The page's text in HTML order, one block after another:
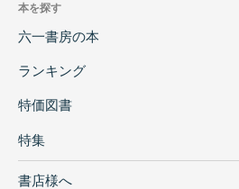
本を探す
六一書房の本
ランキング
特価図書
特集
書店様へ